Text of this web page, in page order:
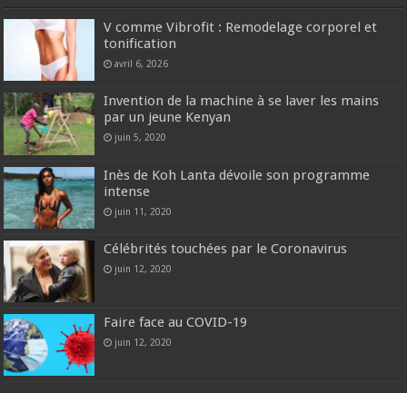
V comme Vibrofit : Remodelage corporel et
tonification
avril 6, 2026
Invention de la machine à se laver les mains
par un jeune Kenyan
juin 5, 2020
Inès de Koh Lanta dévoile son programme
intense
juin 11, 2020
Célébrités touchées par le Coronavirus
juin 12, 2020
Faire face au COVID-19
juin 12, 2020